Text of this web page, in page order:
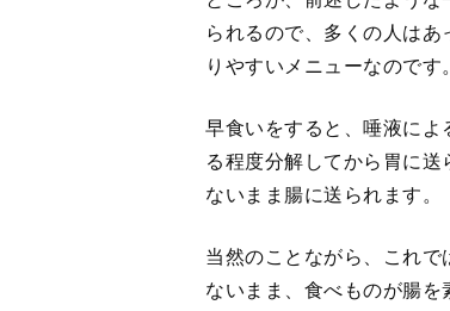
られるので、多くの人は
りやすいメニューなのです。
早食いをすると、唾液に
る程度分解してから胃に
ないまま腸に送られます。
当然のことながら、これ
ないまま、食べものが腸